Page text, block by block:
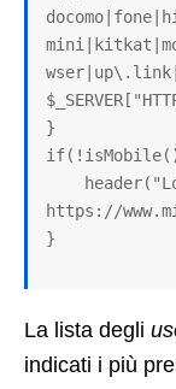
}
https://
}
La lista degli
indicati i più